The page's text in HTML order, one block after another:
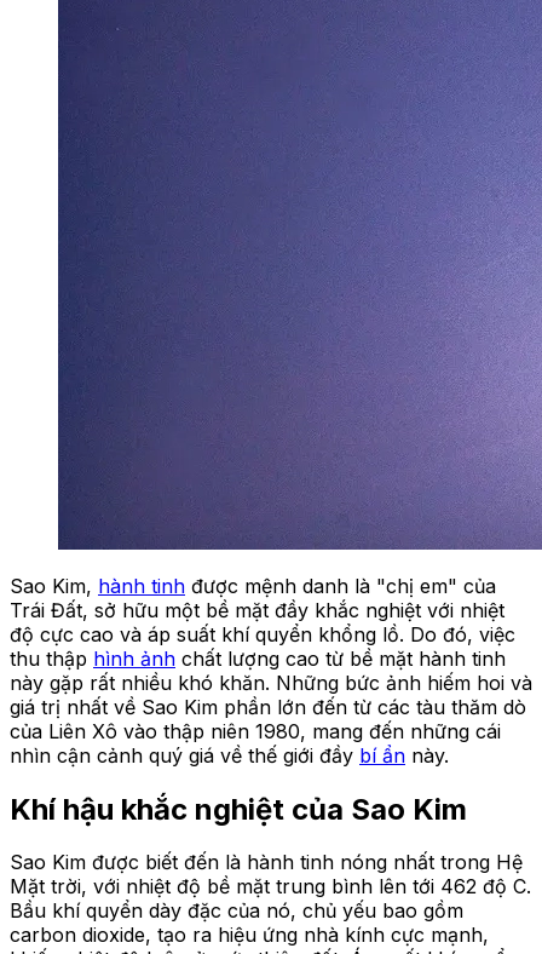
Sao Kim, hành tinh được mệnh danh là "chị em" của
Trái Đất, sở hữu một bề mặt đầy khắc nghiệt với nhiệt
độ cực cao và áp suất khí quyển khổng lồ. Do đó, việc
thu thập hình ảnh chất lượng cao từ bề mặt hành tinh
này gặp rất nhiều khó khăn. Những bức ảnh hiếm hoi và
giá trị nhất về Sao Kim phần lớn đến từ các tàu thăm dò
của Liên Xô vào thập niên 1980, mang đến những cái
nhìn cận cảnh quý giá về thế giới đầy bí ẩn này.
Khí hậu khắc nghiệt của Sao Kim
Sao Kim được biết đến là hành tinh nóng nhất trong Hệ
Mặt trời, với nhiệt độ bề mặt trung bình lên tới 462 độ C.
Bầu khí quyển dày đặc của nó, chủ yếu bao gồm
carbon dioxide, tạo ra hiệu ứng nhà kính cực mạnh,